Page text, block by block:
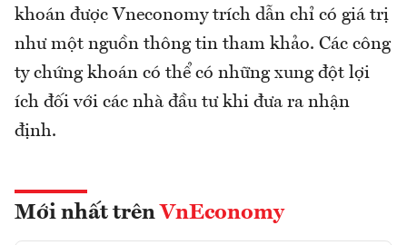
khoán được Vneconomy trích dẫn chỉ có giá trị
như một nguồn thông tin tham khảo. Các công
ty chứng khoán có thể có những xung đột lợi
ích đối với các nhà đầu tư khi đưa ra nhận
định.
Mới nhất trên VnEconomy